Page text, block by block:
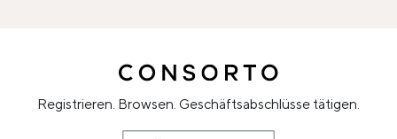
Registrieren. Browsen. Geschäftsabschlüsse tätigen.